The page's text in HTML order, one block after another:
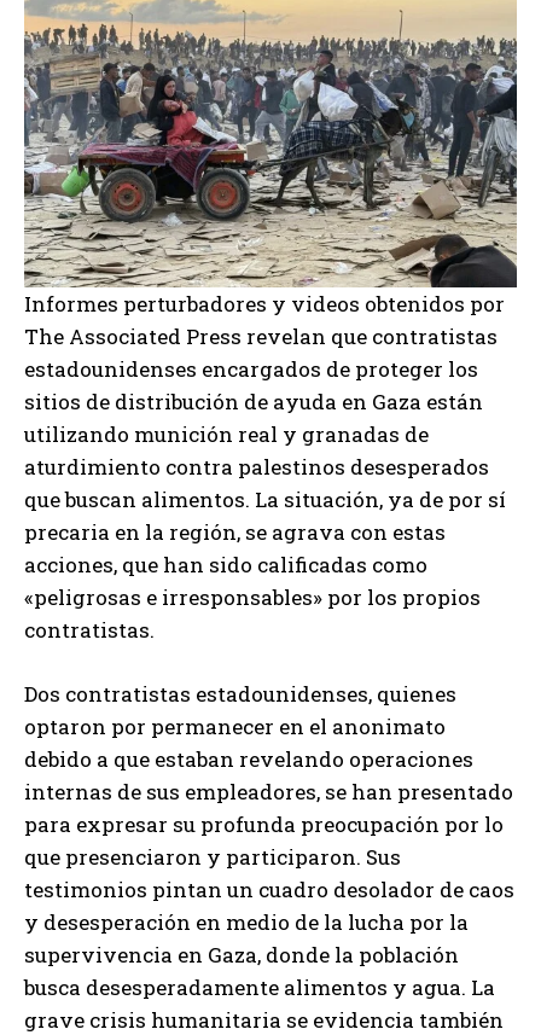
Informes perturbadores y videos obtenidos por
The Associated Press revelan que contratistas
estadounidenses encargados de proteger los
sitios de distribución de ayuda en Gaza están
utilizando munición real y granadas de
aturdimiento contra palestinos desesperados
que buscan alimentos. La situación, ya de por sí
precaria en la región, se agrava con estas
acciones, que han sido calificadas como
«peligrosas e irresponsables» por los propios
contratistas.
Dos contratistas estadounidenses, quienes
optaron por permanecer en el anonimato
debido a que estaban revelando operaciones
internas de sus empleadores, se han presentado
para expresar su profunda preocupación por lo
que presenciaron y participaron. Sus
testimonios pintan un cuadro desolador de caos
y desesperación en medio de la lucha por la
supervivencia en Gaza, donde la población
busca desesperadamente alimentos y agua. La
grave crisis humanitaria se evidencia también